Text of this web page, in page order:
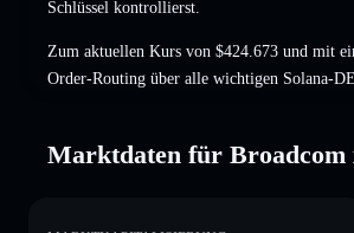
Schlüssel kontrollierst.
Zum aktuellen Kurs von $424.673 und mit
Order-Routing über alle wichtigen Solana-
Marktdaten für Broadcom